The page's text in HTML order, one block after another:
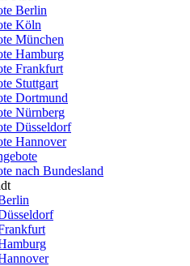
Berlin
Köln
München
Hamburg
Frankfurt
Stuttgart
Dortmund
Nürnberg
Düsseldorf
Hannover
nach Bundesland